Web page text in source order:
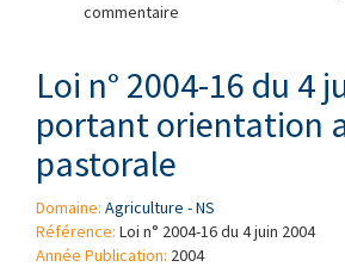
commentaire
Loi n° 2004-16 du 4
portant orientation
pastorale
Domaine: Agriculture - NS
Référence: Loi n° 2004-16 du 4 juin 2004
Année Publication: 2004